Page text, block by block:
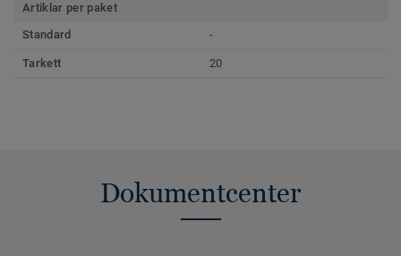
Artiklar per paket
Standard
-
Tarkett 20
Dokumentcenter